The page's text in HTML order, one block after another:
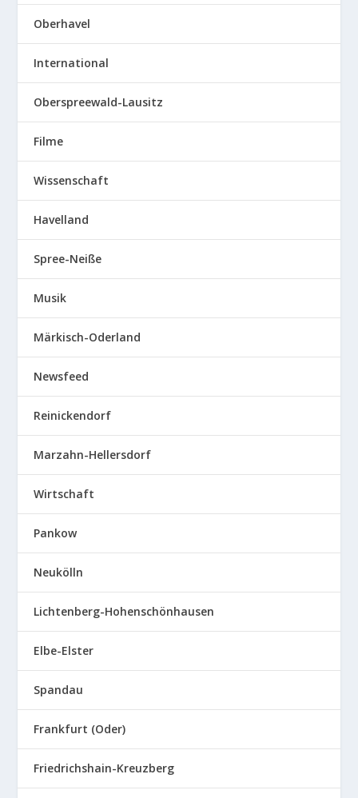
Oberhavel
International
Oberspreewald-Lausitz
Filme
Wissenschaft
Havelland
Spree-Neiße
Musik
Märkisch-Oderland
Newsfeed
Reinickendorf
Marzahn-Hellersdorf
Wirtschaft
Pankow
Neukölln
Lichtenberg-Hohenschönhausen
Elbe-Elster
Spandau
Frankfurt (Oder)
Friedrichshain-Kreuzberg